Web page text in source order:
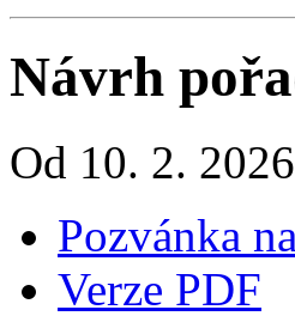
Návrh
Od 10. 2.
Pozvánka
Verze PDF